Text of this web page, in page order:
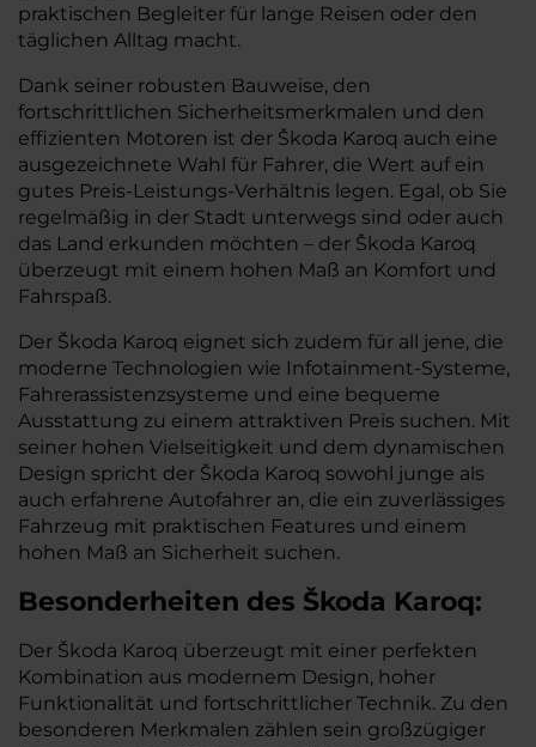
praktischen Begleiter für lange Reisen oder den
täglichen Alltag macht.
Dank seiner robusten Bauweise, den
fortschrittlichen Sicherheitsmerkmalen und den
effizienten Motoren ist der Škoda Karoq auch eine
ausgezeichnete Wahl für Fahrer, die Wert auf ein
gutes Preis-Leistungs-Verhältnis legen. Egal, ob Sie
regelmäßig in der Stadt unterwegs sind oder auch
das Land erkunden möchten – der Škoda Karoq
überzeugt mit einem hohen Maß an Komfort und
Fahrspaß.
Der Škoda Karoq eignet sich zudem für all jene, die
moderne Technologien wie Infotainment-Systeme,
Fahrerassistenzsysteme und eine bequeme
Ausstattung zu einem attraktiven Preis suchen. Mit
seiner hohen Vielseitigkeit und dem dynamischen
Design spricht der Škoda Karoq sowohl junge als
auch erfahrene Autofahrer an, die ein zuverlässiges
Fahrzeug mit praktischen Features und einem
hohen Maß an Sicherheit suchen.
Besonderheiten des Škoda Karoq:
Der Škoda Karoq überzeugt mit einer perfekten
Kombination aus modernem Design, hoher
Funktionalität und fortschrittlicher Technik. Zu den
besonderen Merkmalen zählen sein großzügiger